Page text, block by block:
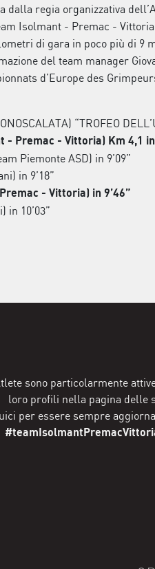
dalla regia organizzativa
Isolmant - Premac -
di gara in poco più di 9
del team manager
d’Europe des
“TROFEO
- Premac - Vittoria) Km 4,1
Piemonte ASD) in 9’09”
in 9’18”
- Vittoria) in 9’46”
in 10’03”
sono particolarmente
loro profili nella pagina delle
per essere sempre